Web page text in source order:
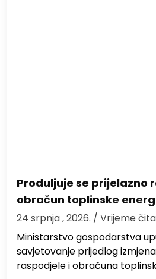
Produljuje se prijelazno
obračun toplinske
24 srpnja , 2026. / Vrijeme
Ministarstvo gospodarstva
savjetovanje prijedlog
raspodjele i obračuna